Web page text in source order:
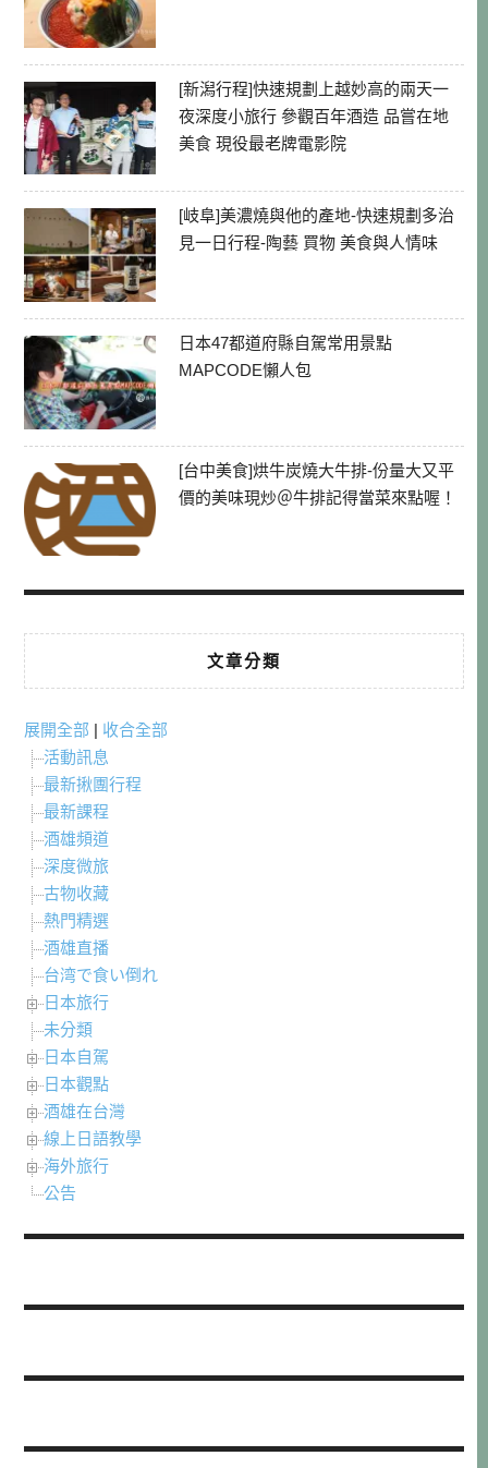
[新潟行程]快速規劃上越妙高的兩天一
夜深度小旅行 參觀百年酒造 品嘗在地
美食 現役最老牌電影院
[岐阜]美濃燒與他的產地-快速規劃多治
見一日行程-陶藝 買物 美食與人情味
日本47都道府縣自駕常用景點
MAPCODE懶人包
[台中美食]烘牛炭燒大牛排-份量大又平
價的美味現炒＠牛排記得當菜來點喔！
文章分類
展開全部
收合全部
活動訊息
最新揪團行程
最新課程
酒雄頻道
深度微旅
古物收藏
熱門精選
酒雄直播
台湾で食い倒れ
日本旅行
未分類
日本自駕
日本觀點
酒雄在台灣
線上日語教學
海外旅行
公告